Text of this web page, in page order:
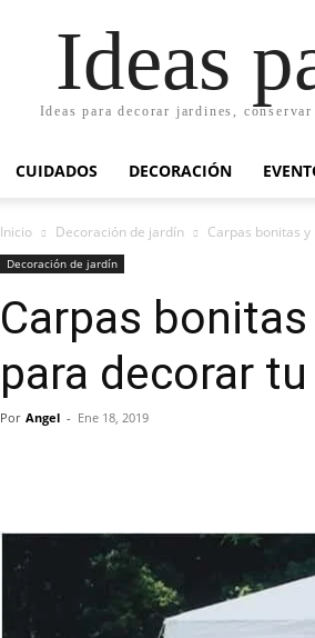
Ideas
Ideas para decorar jardines,
CUIDADOS DECORACIÓN
Inicio Decoración de jardín Carpas bonitas
Decoración de jardín
Carpas
para decorar
Por Angel - Ene 18, 2019